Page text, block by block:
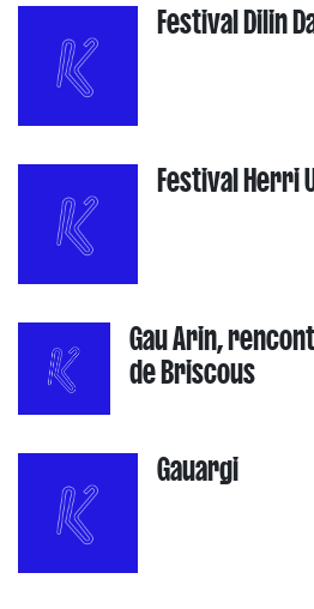
Festival Dilin
Festival Herri
Gau Arin,
de Briscous
Gauargi